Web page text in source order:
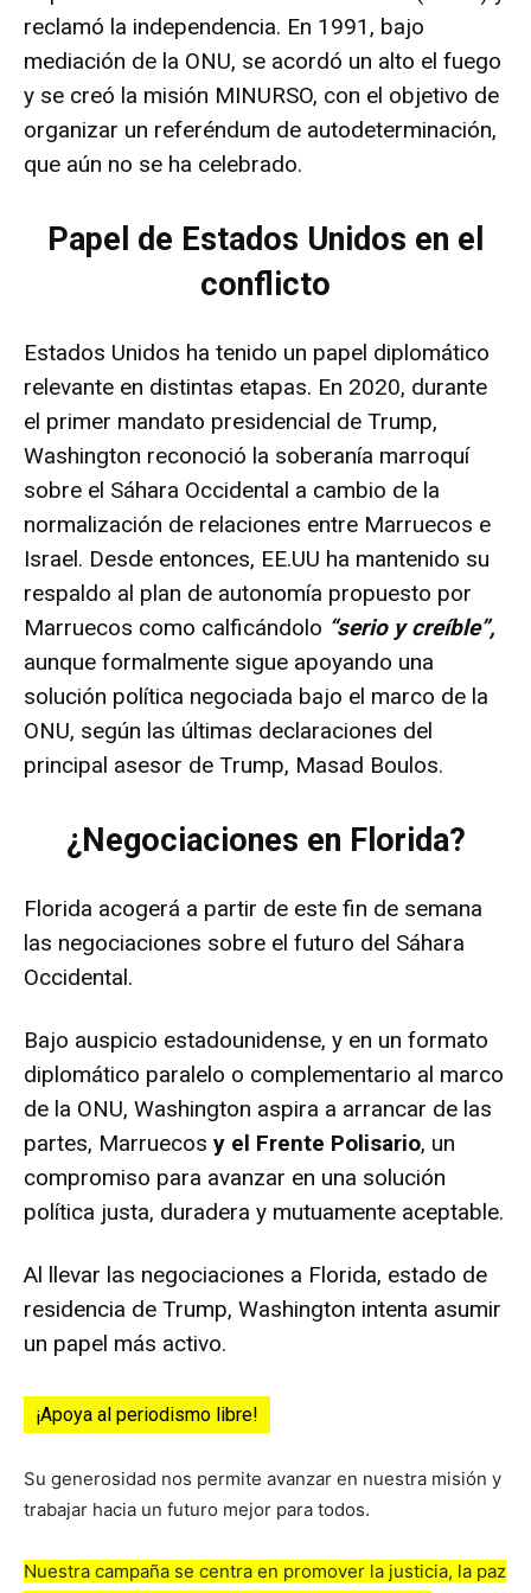
reclamó la independencia. En 1991, bajo
mediación de la ONU, se acordó un alto el fuego
y se creó la misión MINURSO, con el objetivo de
organizar un referéndum de autodeterminación,
que aún no se ha celebrado.
Papel de Estados Unidos en el
conflicto
Estados Unidos ha tenido un papel diplomático
relevante en distintas etapas. En 2020, durante
el primer mandato presidencial de Trump,
Washington reconoció la soberanía marroquí
sobre el Sáhara Occidental a cambio de la
normalización de relaciones entre Marruecos e
Israel. Desde entonces, EE.UU ha mantenido su
respaldo al plan de autonomía propuesto por
Marruecos como calficándolo “serio y creíble”,
aunque formalmente sigue apoyando una
solución política negociada bajo el marco de la
ONU, según las últimas declaraciones del
principal asesor de Trump, Masad Boulos.
¿Negociaciones en Florida?
Florida acogerá a partir de este fin de semana
las negociaciones sobre el futuro del Sáhara
Occidental.
Bajo auspicio estadounidense, y en un formato
diplomático paralelo o complementario al marco
de la ONU, Washington aspira a arrancar de las
partes, Marruecos y el Frente Polisario, un
compromiso para avanzar en una solución
política justa, duradera y mutuamente aceptable.
Al llevar las negociaciones a Florida, estado de
residencia de Trump, Washington intenta asumir
un papel más activo.
¡Apoya al periodismo libre!
Su generosidad nos permite avanzar en nuestra misión y
trabajar hacia un futuro mejor para todos.
Nuestra campaña se centra en promover la justicia, la paz